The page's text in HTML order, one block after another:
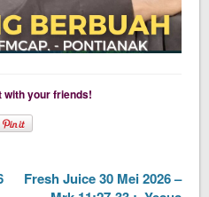
with your friends!
Fresh Juice 30 Mei 2026 –